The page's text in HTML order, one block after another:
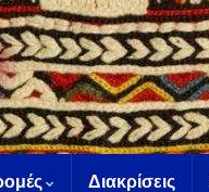
Διακρίσεις